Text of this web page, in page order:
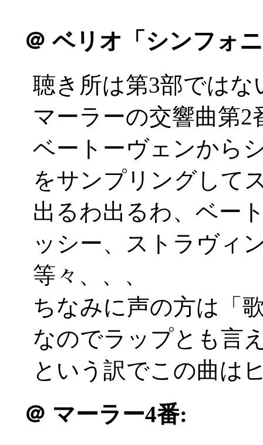
＠ ベリオ「シンフォ
聴き所は第3部ではな
マーラーの交響曲第
ベートーヴェンから
をサンプリングして
出るわ出るわ、ベー
ッシー、ストラヴィ
等々、、、
ちなみに声の方は「
なのでラップとも言
という訳でこの曲は
＠ マーラー4番: